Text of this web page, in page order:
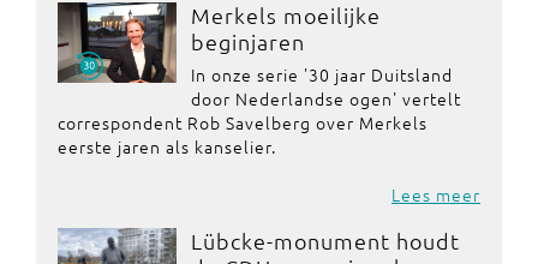
Merkels moeilijke
beginjaren
In onze serie '30 jaar Duitsland
door Nederlandse ogen' vertelt
correspondent Rob Savelberg over Merkels
eerste jaren als kanselier.
Lees meer
Lübcke-monument houdt